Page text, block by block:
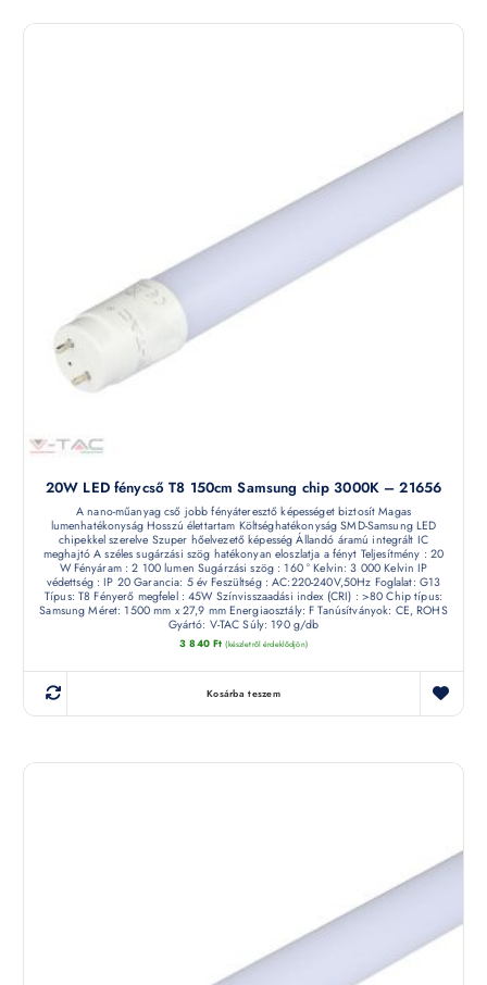
20W LED fénycső T8 150cm Samsung chip 3000K – 21656
A nano-műanyag cső jobb fényáteresztő képességet biztosít Magas
lumenhatékonyság Hosszú élettartam Költséghatékonyság SMD-Samsung LED
chipekkel szerelve Szuper hőelvezető képesség Állandó áramú integrált IC
meghajtó A széles sugárzási szög hatékonyan eloszlatja a fényt Teljesítmény : 20
W Fényáram : 2 100 lumen Sugárzási szög : 160 ° Kelvin: 3 000 Kelvin IP
védettség : IP 20 Garancia: 5 év Feszültség : AC:220-240V,50Hz Foglalat: G13
Típus: T8 Fényerő megfelel : 45W Színvisszaadási index (CRI) : >80 Chip típus:
Samsung Méret: 1500 mm x 27,9 mm Energiaosztály: F Tanúsítványok: CE, ROHS
Gyártó: V-TAC Súly: 190 g/db
3 840 Ft (készletről érdeklődjön)
Kosárba teszem